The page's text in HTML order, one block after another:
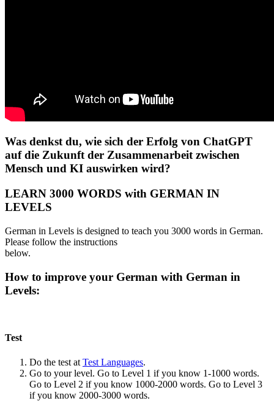
Was denkst du, wie sich der Erfolg von ChatGPT
auf die Zukunft der Zusammenarbeit zwischen
Mensch und KI auswirken wird?
LEARN 3000 WORDS with GERMAN IN
LEVELS
German in Levels is designed to teach you 3000 words in German.
Please follow the instructions
below.
How to improve your German with German in
Levels:
Test
Do the test at Test Languages.
Go to your level. Go to Level 1 if you know 1-1000 words.
Go to Level 2 if you know 1000-2000 words. Go to Level 3
if you know 2000-3000 words.